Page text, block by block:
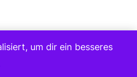
um dir ein besseres